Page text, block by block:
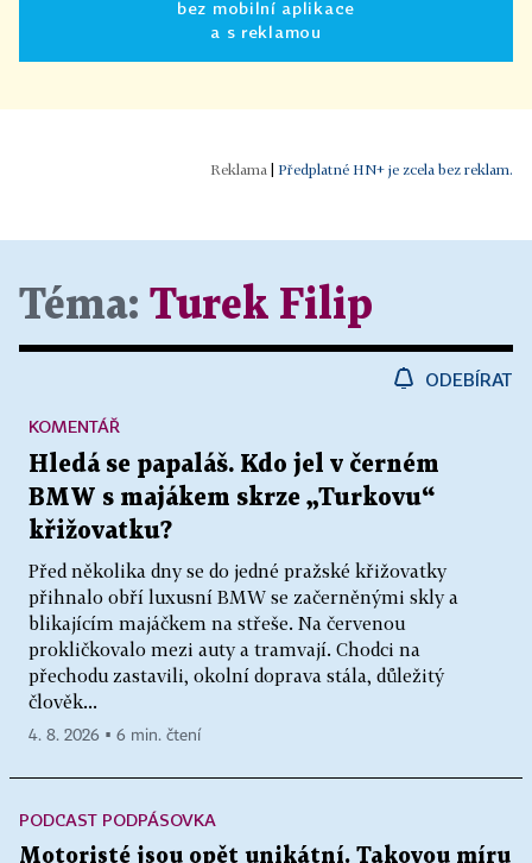
bez mobilní aplikace
a s reklamou
Předplatné HN+ je zcela bez reklam.
Téma: Turek Filip
ODEBÍRAT
Hledá se papaláš. Kdo jel v černém
BMW s majákem skrze „Turkovu“
křižovatku?
Před několika dny se do jedné pražské křižovatky
přihnalo obří luxusní BMW se začerněnými skly a
blikajícím majáčkem na střeše. Na červenou
prokličkovalo mezi auty a tramvají. Chodci na
přechodu zastavili, okolní doprava stála, důležitý
člověk...
KOMENTÁŘ
4. 8. 2026 ▪ 6 min. čtení
PODCAST PODPÁSOVKA
Motoristé jsou opět unikátní. Takovou míru